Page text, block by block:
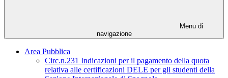
Menu di
navigazione
Area Pubblica
Circ.n.231 Indicazioni per il pagamento della quota
relativa alle certificazioni DELE per gli studenti della